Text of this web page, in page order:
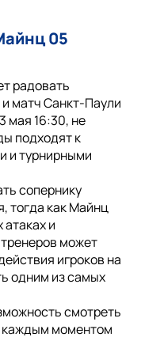
05
радовать
матч Санкт-Паули
мая 16:30, не
подходят к
и турнирными
сопернику
тогда как Майнц
и
может
игроков на
одним из самых
смотреть
каждым моментом